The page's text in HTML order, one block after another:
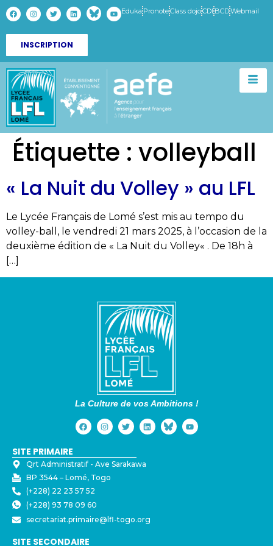
Eduka PronoteClass dojoCDI BCDWebmail
INSCRIPTION
Étiquette : volleyball
« La Nuit du Volley » au LFL
Le Lycée Français de Lomé s’est mis au tempo du
volley-ball, le vendredi 21 mars 2025, à l’occasion de la
deuxième édition de « La Nuit du Volley« . De 18h à
[…]
La Culture de vos Ambitions !
SITE PRIMAIRE
Qrt Administratif - ⁠Ave Sarakawa
BP 3544 – Lomé, Togo
(+228) 22 23 57 52
(+228) 93 78 09 60
secretariat.primaire@lfl-togo.org
SITE SECONDAIRE